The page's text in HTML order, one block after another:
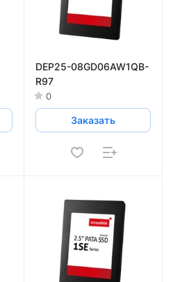
DEP25-08GD06AW1QB-
R97
0
Заказать